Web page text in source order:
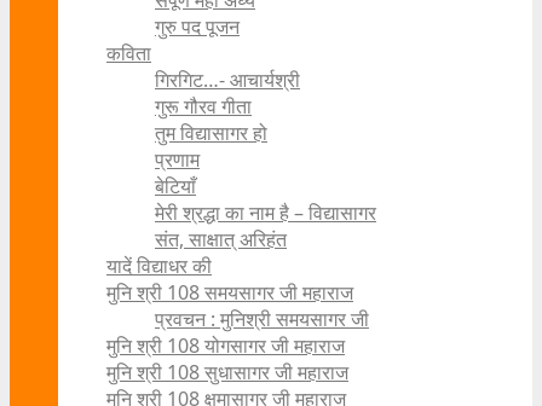
गुरु पद पूजन
कविता
गिरगिट…- आचार्यश्री
गुरू गौरव गीता
तुम विद्यासागर हो
प्रणाम
बेटियाँ
मेरी श्रद्धा का नाम है – विद्यासागर
संत, साक्षात् अरिहंत
यादें विद्याधर की
मुनि श्री 108 समयसागर जी महाराज
प्रवचन : मुनिश्री समयसागर जी
मुनि श्री 108 योगसागर जी महाराज
मुनि श्री 108 सुधासागर जी महाराज
मुनि श्री 108 क्षमासागर जी महाराज